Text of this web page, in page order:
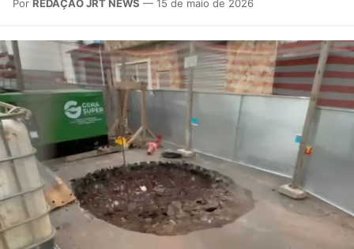
Por REDAÇÃO JRT NEWS — 15 de maio de 2026